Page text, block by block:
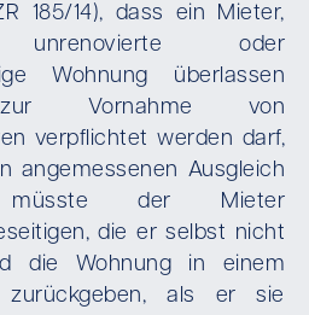
185/14), dass ein Mieter,
oder
Wohnung überlassen
Vornahme von
verpflichtet werden darf,
angemessenen Ausgleich
der Mieter
die er selbst nicht
die Wohnung in einem
zurückgeben, als er sie